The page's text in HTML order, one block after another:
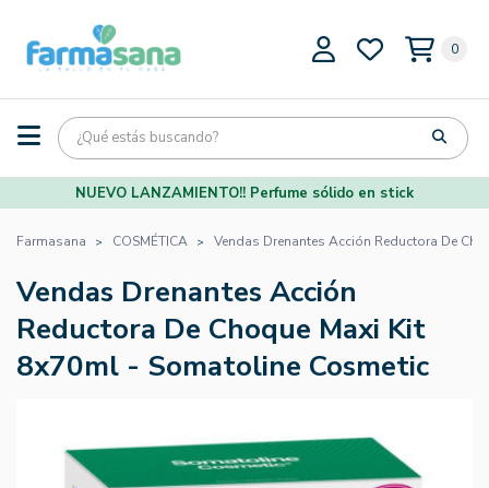
0
NUEVO LANZAMIENTO!! Perfume sólido en stick
Farmasana COSMÉTICA Vendas Drenantes Acción Reductora De
Vendas Drenantes Acción
Reductora De Choque Maxi Kit
8x70ml - Somatoline Cosmetic